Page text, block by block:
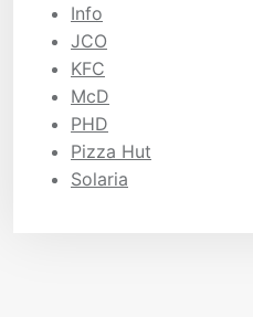
Info
JCO
KFC
McD
PHD
Pizza Hut
Solaria